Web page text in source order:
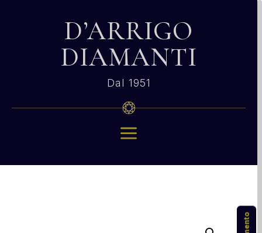
D’ARRIGO
DIAMANTI
Dal 1951
a